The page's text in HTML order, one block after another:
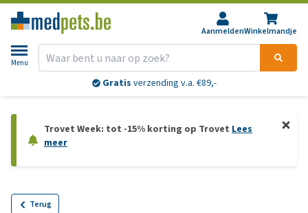
AanmeldenWinkelmandje
Menu
Gratis verzending v.a. €89,-
Trovet Week: tot -15% korting op Trovet Lees
meer
Terug